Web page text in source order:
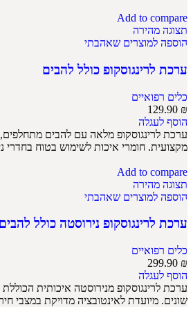
Add to compare
תצוגה מהירה
הוספה למוצרים שאהבתי
ערכת לרינגוסקופ כולל להבים
כלים רפואיים
129.90 ₪
הוסף לעגלה
ערכת לרינגוסקופ מלאה עם להבים מתחלפים,
מקצועית. חומרי איכות לשימוש בטוח בחדרי
Add to compare
תצוגה מהירה
הוספה למוצרים שאהבתי
ערכת לרינגוסקופ נירוסטה כולל להבים
כלים רפואיים
299.90 ₪
הוסף לעגלה
ערכת לרינגוסקופ מנירוסטה איכותית
שונים. מיועדת לאינטובציה מדויקת במצבי